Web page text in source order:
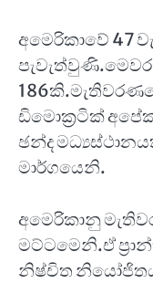
අමෙරිකාවේ 47
ඩිමොක්‍රටික්
ඡන්ද
මාර්ගයෙනි.
අමෙරිකානු
මට්ටමෙනි.ඒ
නිෂ්චිත නියෝජිතයන්